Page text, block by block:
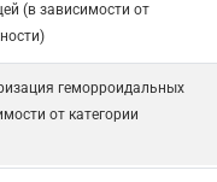
(в зависимости от
геморроидальных
от категории